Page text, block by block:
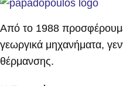
Από το 1988 προσφέρουμε
γεωργικά μηχανήματα,
θέρμανσης.